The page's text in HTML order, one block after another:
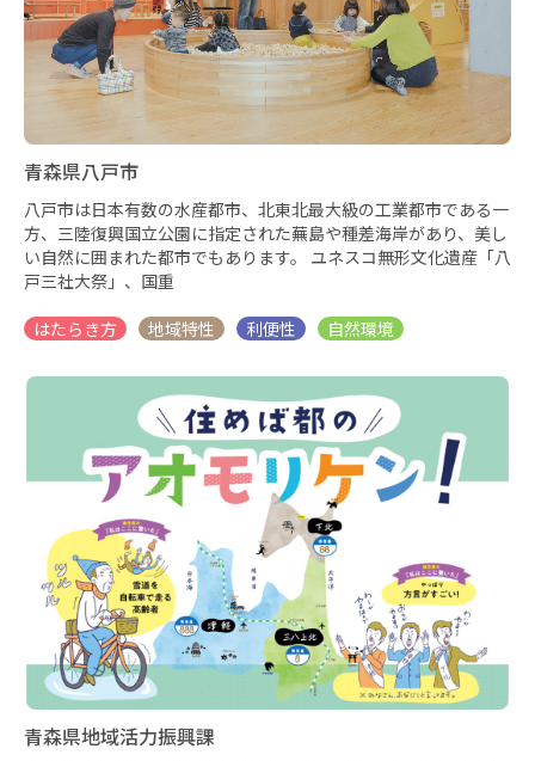
青森県八戸市
八戸市は日本有数の水産都市、北東北最大級の工業都市である一
方、三陸復興国立公園に指定された蕪島や種差海岸があり、美し
い自然に囲まれた都市でもあります。 ユネスコ無形文化遺産「八
戸三社大祭」、国重
青森県地域活力振興課